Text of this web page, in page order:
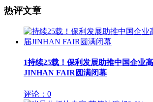
热评文章
1持续25载！保利发展助推中国企业
JINHAN FAIR圆满闭幕
评论：0